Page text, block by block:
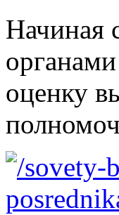
Начиная
оценку